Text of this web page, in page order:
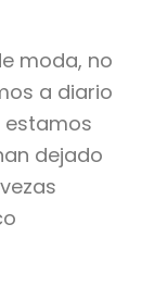
moda, no
a diario
estamos
dejado